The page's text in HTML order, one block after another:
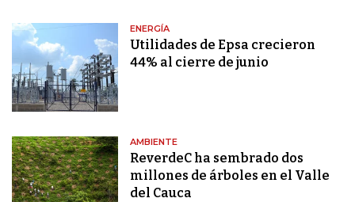
ENERGÍA
Utilidades de Epsa crecieron
44% al cierre de junio
AMBIENTE
ReverdeC ha sembrado dos
millones de árboles en el Valle
del Cauca